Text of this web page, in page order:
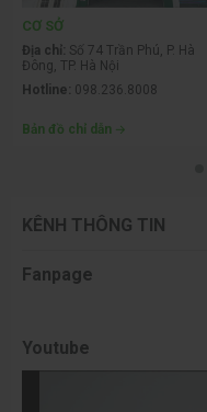
CƠ SỞ
Địa chỉ: Số 74 Trần Phú, P. Hà
Đông, TP. Hà Nội
Hotline: 098.236.8008
Bản đồ chỉ dẫn
KÊNH THÔNG TIN
Fanpage
Youtube